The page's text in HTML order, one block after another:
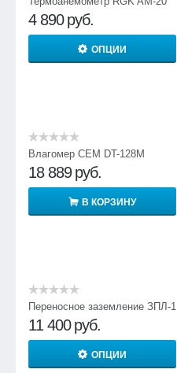
4 890 руб.
ОПЦИИ
Влагомер CEM DT-128M
18 889 руб.
В КОРЗИНУ
Переносное заземление ЗПЛ-1
11 400 руб.
ОПЦИИ